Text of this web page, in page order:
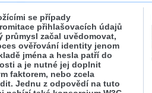
se případy
přihlašovacích údajů
průmysl začal uvědomovat,
ověřování identity jenom
jména a hesla patří do
a je nutné jej doplnit
faktorem, nebo zcela
Jednu z odpovědí na tuto